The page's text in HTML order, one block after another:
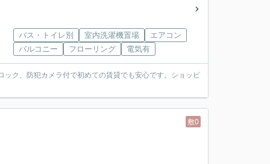
バス・トイレ別 室内洗濯機置場
エアコン
バルコニー
フローリング 電気有
ク、防犯カメラ付で初めての賃貸でも安心です。ショッピ
敷0